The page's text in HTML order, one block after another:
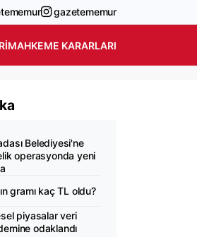
gazetememur
MAHKEME KARARLARI
Belediyesi'ne
operasyonda yeni
gramı kaç TL oldu?
piyasalar veri
odaklandı